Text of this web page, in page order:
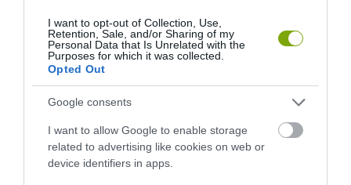
I want to opt-out of Collection, Use,
Retention, Sale, and/or Sharing of my
Personal Data that Is Unrelated with the
Purposes for which it was collected.
Opted Out
Google consents
I want to allow Google to enable storage
related to advertising like cookies on web or
device identifiers in apps.
A KORALLZÁTONY NEM CSAK
SZÍNES HALAKBÓL ÁLL: MOST
500 EDDIG ISMERETLEN
LAKÓJÁT MUTATTA MEG
KIRÁNDULÁS PANNONHALMA
KÖRNYÉKÉN: TERMÉSZET,
TALÁLKOZÁSA